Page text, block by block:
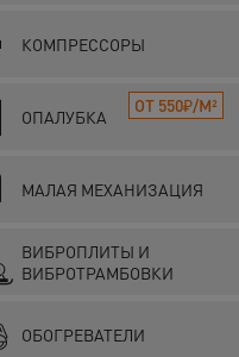
КОМПРЕССОРЫ
ОПАЛУБКА
ОТ 550₽/М²
МАЛАЯ МЕХАНИЗАЦИЯ
ВИБРОПЛИТЫ И
ВИБРОТРАМБОВКИ
ОБОГРЕВАТЕЛИ